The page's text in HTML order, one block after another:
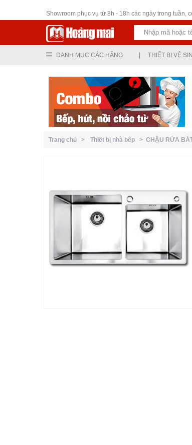
Showroom phục vụ từ 8h - 18h các ngày trong tuần,
DANH MỤC CÁC HÃNG THIẾT BỊ VỆ
Trang chủ > Thiết bị nhà bếp > CHẬU RỬA